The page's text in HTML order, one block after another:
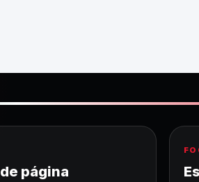
página